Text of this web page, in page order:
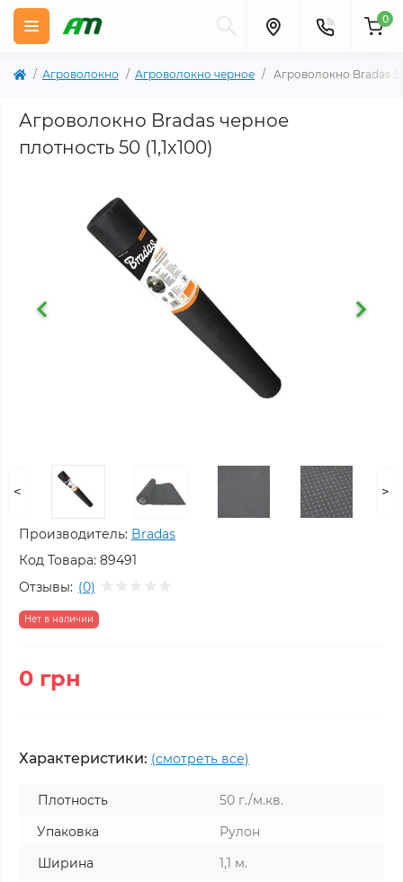
0
Агроволокно Агроволокно черное Агроволокно Bradas
Агроволокно Bradas черное
плотность 50 (1,1х100)
< >
Производитель: Bradas
Код Товара: 89491
Отзывы: (0)
Нет в наличии
0 грн
Характеристики: (смотреть все)
Плотность
50 г./м.кв.
Упаковка
Рулон
Ширина
1,1 м.